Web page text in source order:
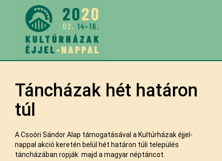
Táncházak hét határon
túl
A Csoóri Sándor Alap támogatásával a Kultúrházak éjjel-
nappal akció keretén belül hét határon túli település
táncházában ropják majd a magyar néptáncot.